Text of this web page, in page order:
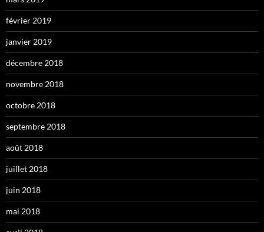
février 2019
janvier 2019
décembre 2018
novembre 2018
octobre 2018
septembre 2018
août 2018
juillet 2018
juin 2018
mai 2018